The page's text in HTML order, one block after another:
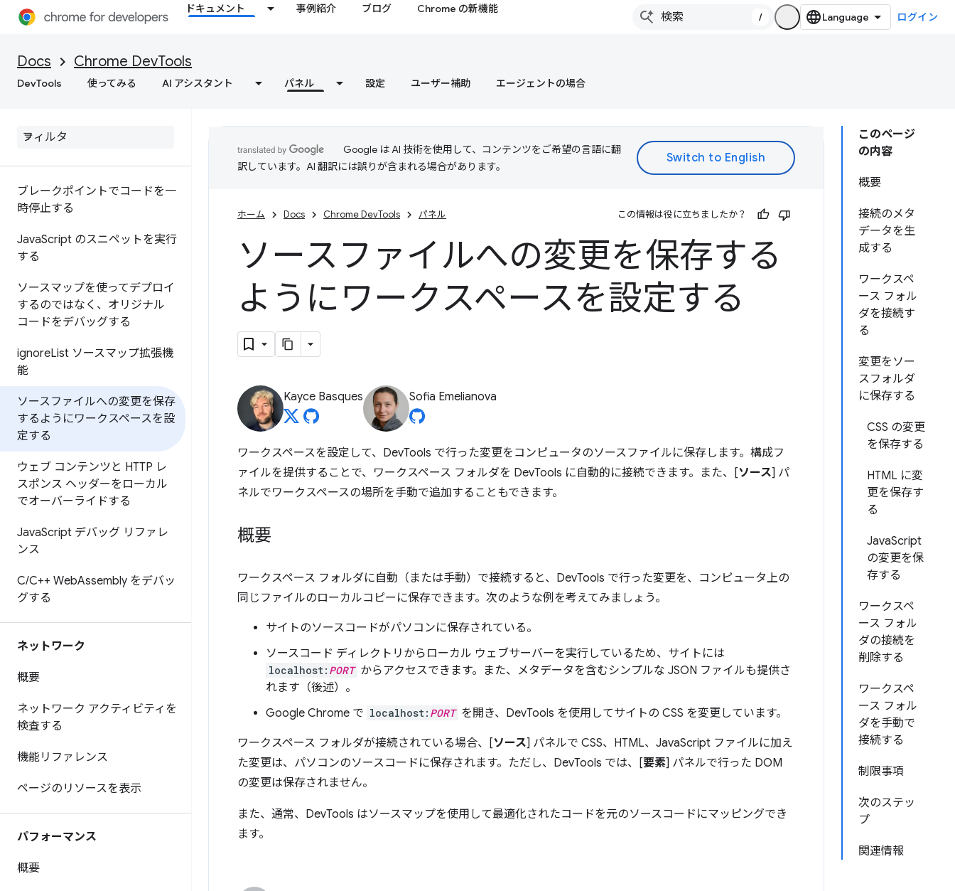
ドキュメント 事例紹介 ブログ Chrome の新機能
/ ログイン
Docs Chrome DevTools
DevTools 使ってみる AI アシスタント パネル 設定 ユーザー補助 エージェントの場合
API リファレンス
概要
ブレークポイントでコードを一
時停止する
JavaScript のスニペットを実行
する
ソースマップを使ってデプロイ
するのではなく、オリジナル
コードをデバッグする
ignoreList ソースマップ拡張機
能
ソースファイルへの変更を保存
するようにワークスペースを設
定する
ウェブ コンテンツと HTTP レ
スポンス ヘッダーをローカル
でオーバーライドする
JavaScript デバッグ リファレ
ンス
C/C++ WebAssembly をデバッ
グする
ネットワーク
概要
ネットワーク アクティビティを
検査する
機能リファレンス
ページのリソースを表示
パフォーマンス
概要
このページ
の内容
概要
接続のメタ
データを生
成する
ワークスペ
ース フォル
ダを接続す
る
変更をソー
スフォルダ
に保存する
CSS の変更
を保存する
HTML に変
更を保存す
る
JavaScript
の変更を保
存する
ワークスペ
ース フォル
ダの接続を
削除する
ワークスペ
ース フォル
ダを手動で
接続する
制限事項
次のステッ
プ
関連情報
Google は AI 技術を使用して、コンテンツをご希望の言語に翻
訳しています。AI 翻訳には誤りが含まれる場合があります。
ホーム Docs Chrome DevTools パネル この情報は役に立ちましたか？
ソースファイルへの変更を保存する
ようにワークスペースを設定する
Kayce Basques Sofia Emelianova
ワークスペースを設定して、DevTools で行った変更をコンピュータのソースファイルに保存します。構成フ
ァイルを提供することで、ワークスペース フォルダを DevTools に自動的に接続できます。また、[ソース] パ
ネルでワークスペースの場所を手動で追加することもできます。
概要
ワークスペース フォルダに自動（または手動）で接続すると、DevTools で行った変更を、コンピュータ上の
同じファイルのローカルコピーに保存できます。次のような例を考えてみましょう。
サイトのソースコードがパソコンに保存されている。
ソースコード ディレクトリからローカル ウェブサーバーを実行しているため、サイトには
localhost: PORT からアクセスできます。また、メタデータを含むシンプルな JSON ファイルも提供さ
れます（後述）。
Google Chrome で localhost: PORT を開き、DevTools を使用してサイトの CSS を変更しています。
ワークスペース フォルダが接続されている場合、[ソース] パネルで CSS、HTML、JavaScript ファイルに加え
た変更は、パソコンのソースコードに保存されます。ただし、DevTools では、[要素] パネルで行った DOM
の変更は保存されません。
また、通常、DevTools はソースマップを使用して最適化されたコードを元のソースコードにマッピングでき
ます。